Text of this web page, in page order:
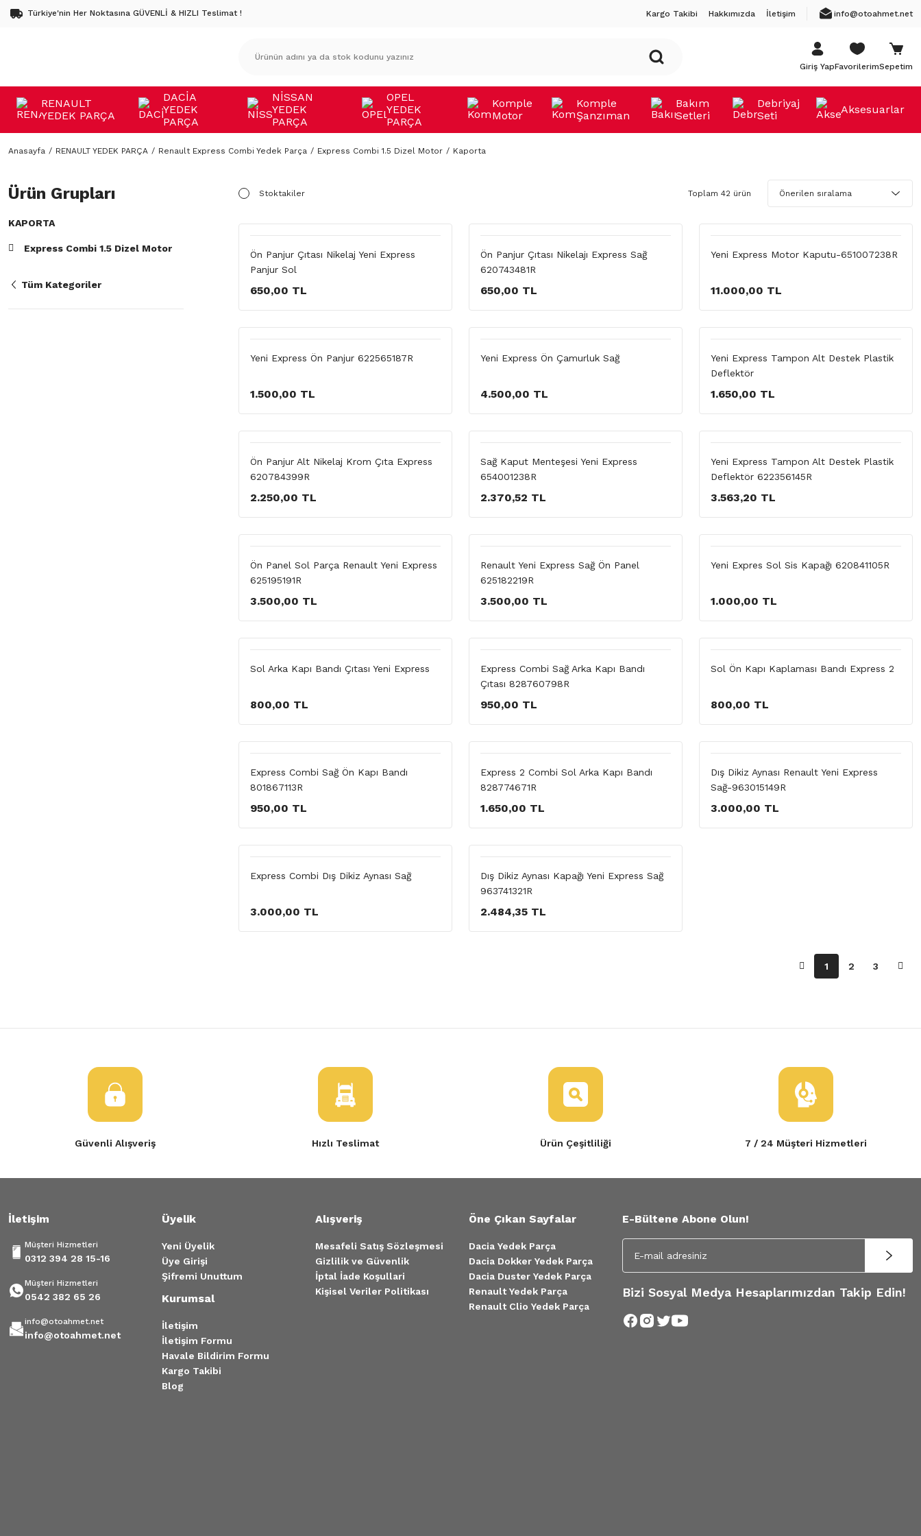
Türkiye'nin Her Noktasına GÜVENLİ & HIZLI Teslimat ! Kargo Takibi Hakkımızda İletişim info@otoahmet.net
Giriş YapFavorilerimSepetim
RENAULT
YEDEK PARÇA
DACİA
YEDEK
PARÇA
NİSSAN
YEDEK
PARÇA
OPEL
YEDEK
PARÇA
Komple
Motor
Komple
Şanzıman
Bakım
Setleri
Debriyaj
Seti
Aksesuarlar
Anasayfa RENAULT YEDEK PARÇA Renault Express Combi Yedek Parça Express Combi 1.5 Dizel Motor Kaporta
Ürün Grupları
KAPORTA
Express Combi 1.5 Dizel Motor
Tüm Kategoriler
Stoktakiler Toplam 42 ürün
Ön Panjur Çıtası Nikelaj Yeni Express
Panjur Sol
650,00 TL
Ön Panjur Çıtası Nikelajı Express Sağ
620743481R
650,00 TL
Yeni Express Motor Kaputu-651007238R
11.000,00 TL
Yeni Express Ön Panjur 622565187R
1.500,00 TL
Yeni Express Ön Çamurluk Sağ
4.500,00 TL
Yeni Express Tampon Alt Destek Plastik
Deflektör
1.650,00 TL
Ön Panjur Alt Nikelaj Krom Çıta Express
620784399R
2.250,00 TL
Sağ Kaput Menteşesi Yeni Express
654001238R
2.370,52 TL
Yeni Express Tampon Alt Destek Plastik
Deflektör 622356145R
3.563,20 TL
Ön Panel Sol Parça Renault Yeni Express
625195191R
3.500,00 TL
Renault Yeni Express Sağ Ön Panel
625182219R
3.500,00 TL
Yeni Expres Sol Sis Kapağı 620841105R
1.000,00 TL
Sol Arka Kapı Bandı Çıtası Yeni Express
800,00 TL
Express Combi Sağ Arka Kapı Bandı
Çıtası 828760798R
950,00 TL
Sol Ön Kapı Kaplaması Bandı Express 2
800,00 TL
Express Combi Sağ Ön Kapı Bandı
801867113R
950,00 TL
Express 2 Combi Sol Arka Kapı Bandı
828774671R
1.650,00 TL
Dış Dikiz Aynası Renault Yeni Express
Sağ-963015149R
3.000,00 TL
Express Combi Dış Dikiz Aynası Sağ
3.000,00 TL
Dış Dikiz Aynası Kapağı Yeni Express Sağ
963741321R
2.484,35 TL
1 2 3
Güvenli Alışveriş Hızlı Teslimat Ürün Çeşitliliği 7 / 24 Müşteri Hizmetleri
İletişim
Müşteri Hizmetleri
0312 394 28 15-16
Müşteri Hizmetleri
0542 382 65 26
info@otoahmet.net
info@otoahmet.net
Üyelik
Yeni Üyelik
Üye Girişi
Şifremi Unuttum
Kurumsal
İletişim
İletişim Formu
Havale Bildirim Formu
Kargo Takibi
Blog
Alışveriş
Mesafeli Satış Sözleşmesi
Gizlilik ve Güvenlik
İptal İade Koşullari
Kişisel Veriler Politikası
Öne Çıkan Sayfalar
Dacia Yedek Parça
Dacia Dokker Yedek Parça
Dacia Duster Yedek Parça
Renault Yedek Parça
Renault Clio Yedek Parça
E-Bültene Abone Olun!
Bizi Sosyal Medya Hesaplarımızdan Takip Edin!